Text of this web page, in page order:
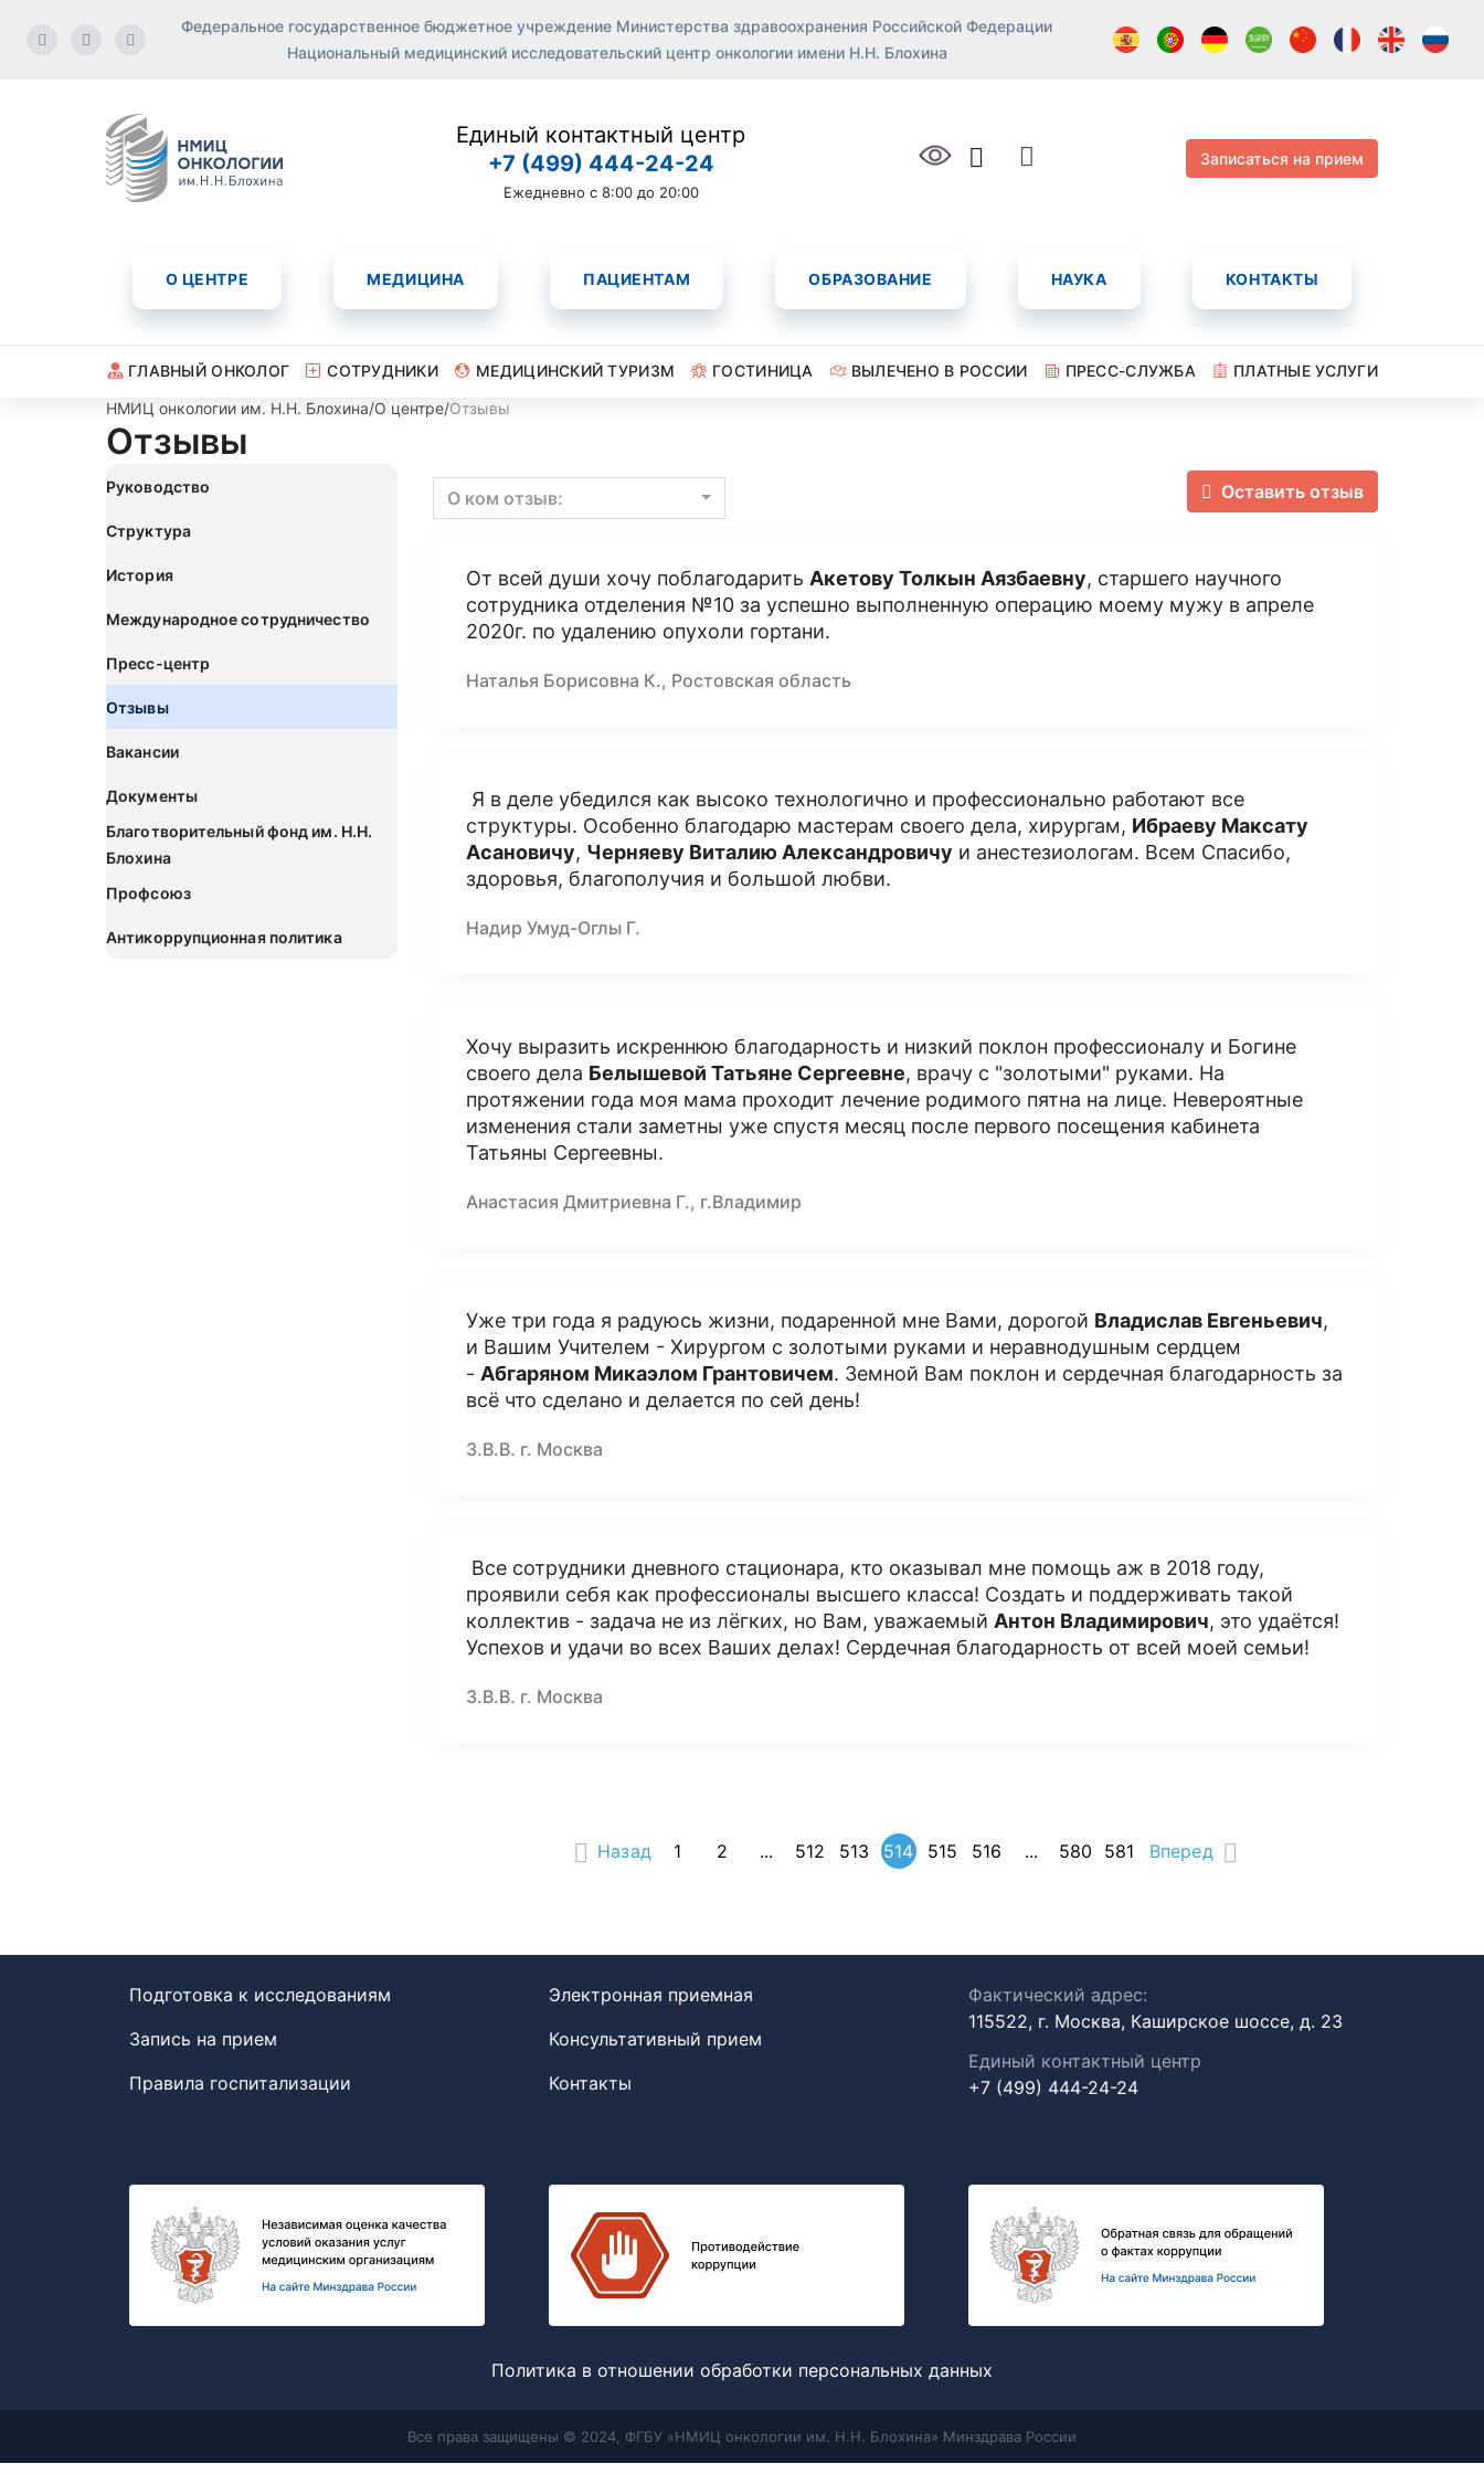
Федеральное государственное бюджетное учреждение Министерства здравоохранения Российской Федерации
Национальный медицинский исследовательский центр онкологии имени Н.Н. Блохина
Единый контактный центр
+7 (499) 444-24-24
Ежедневно с 8:00 до 20:00
Записаться на прием
О ЦЕНТРЕ МЕДИЦИНА ПАЦИЕНТАМ ОБРАЗОВАНИЕ НАУКА КОНТАКТЫ
ГЛАВНЫЙ ОНКОЛОГ СОТРУДНИКИ МЕДИЦИНСКИЙ ТУРИЗМ ГОСТИНИЦА ВЫЛЕЧЕНО В РОССИИ ПРЕСС-СЛУЖБА
ПЛАТНЫЕ УСЛУГИ
НМИЦ онкологии им. Н.Н. Блохина/О центре/Отзывы
Отзывы
Руководство
Структура
История
Международное сотрудничество
Пресс-центр
Отзывы
Вакансии
Документы
Благотворительный фонд им. Н.Н.
Блохина
Профсоюз
Антикоррупционная политика
Оставить отзыв
О ком отзыв:
От всей души хочу поблагодарить Акетову Толкын Аязбаевну, старшего научного
сотрудника отделения №10 за успешно выполненную операцию моему мужу в апреле
2020г. по удалению опухоли гортани.
Наталья Борисовна К., Ростовская область
Я в деле убедился как высоко технологично и профессионально работают все
структуры. Особенно благодарю мастерам своего дела, хирургам, Ибраеву Максату
Асановичу, Черняеву Виталию Александровичу и анестезиологам. Всем Спасибо,
здоровья, благополучия и большой любви.
Надир Умуд-Оглы Г.
Хочу выразить искреннюю благодарность и низкий поклон профессионалу и Богине
своего дела Белышевой Татьяне Сергеевне, врачу с "золотыми" руками. На
протяжении года моя мама проходит лечение родимого пятна на лице. Невероятные
изменения стали заметны уже спустя месяц после первого посещения кабинета
Татьяны Сергеевны.
Анастасия Дмитриевна Г., г.Владимир
Уже три года я радуюсь жизни, подаренной мне Вами, дорогой Владислав Евгеньевич,
и Вашим Учителем - Хирургом с золотыми руками и неравнодушным сердцем
- Абгаряном Микаэлом Грантовичем. Земной Вам поклон и сердечная благодарность за
всё что сделано и делается по сей день!
З.В.В. г. Москва
Все сотрудники дневного стационара, кто оказывал мне помощь аж в 2018 году,
проявили себя как профессионалы высшего класса! Создать и поддерживать такой
коллектив - задача не из лёгких, но Вам, уважаемый Антон Владимирович, это удаётся!
Успехов и удачи во всех Ваших делах! Сердечная благодарность от всей моей семьи!
З.В.В. г. Москва
Назад 1 2 ... 512 513 514 515 516 ... 580 581 Вперед
Подготовка к исследованиям
Запись на прием
Правила госпитализации
Электронная приемная
Консультативный прием
Контакты
Фактический адрес:
115522, г. Москва, Каширское шоссе, д. 23
Единый контактный центр
+7 (499) 444-24-24
Политика в отношении обработки персональных данных
Все права защищены © 2024, ФГБУ «НМИЦ онкологии им. Н.Н. Блохина» Минздрава России